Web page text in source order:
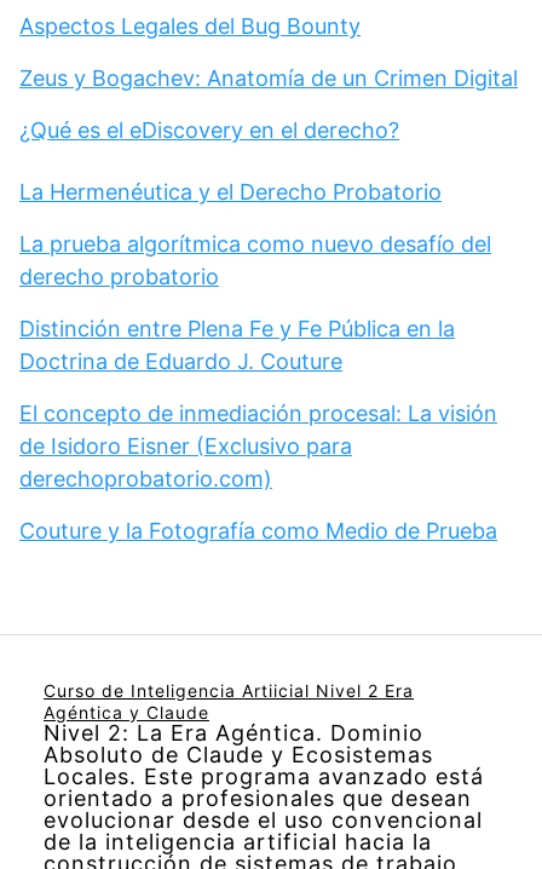
Aspectos Legales del Bug Bounty
Zeus y Bogachev: Anatomía de un Crimen Digital
¿Qué es el eDiscovery en el derecho?
La Hermenéutica y el Derecho Probatorio
La prueba algorítmica como nuevo desafío del
derecho probatorio
Distinción entre Plena Fe y Fe Pública en la
Doctrina de Eduardo J. Couture
El concepto de inmediación procesal: La visión
de Isidoro Eisner (Exclusivo para
derechoprobatorio.com)
Couture y la Fotografía como Medio de Prueba
Curso de Inteligencia Artiicial Nivel 2 Era
Agéntica y Claude
Nivel 2: La Era Agéntica. Dominio
Absoluto de Claude y Ecosistemas
Locales. Este programa avanzado está
orientado a profesionales que desean
evolucionar desde el uso convencional
de la inteligencia artificial hacia la
construcción de sistemas de trabajo